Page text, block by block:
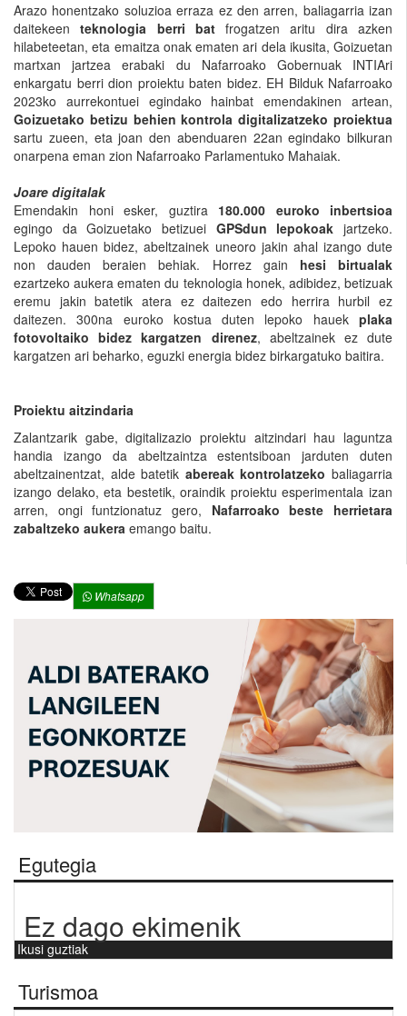
Arazo honentzako soluzioa erraza ez den arren, baliagarria izan
daitekeenteknologia berri batfrogatzen aritu dira azken
hilabeteetan, eta emaitza onak ematen ari dela ikusita, Goizuetan
martxan jartzea erabaki du Nafarroako Gobernuak INTIAri
enkargatu berri dion proiektu baten bidez. EH Bilduk Nafarroako
2023ko aurrekontuei egindako hainbat emendakinen artean,
Goizuetako betizu behien kontrola digitalizatzeko proiektua
sartu zueen, eta joan den abenduaren 22an egindako bilkuran
onarpena eman zion Nafarroako Parlamentuko Mahaiak.
Joare digitalak
Emendakin honi esker, guztira 180.000 euroko inbertsioa
egingo da Goizuetako betizuei GPSdun lepokoak jartzeko.
Lepoko hauen bidez, abeltzainek uneoro jakin ahal izango dute
non dauden beraien behiak. Horrez gain hesi birtualak
ezartzeko aukera ematen du teknologia honek, adibidez, betizuak
eremu jakin batetik atera ez daitezen edo herrira hurbil ez
daitezen. 300na euroko kostua duten lepoko hauek plaka
fotovoltaiko bidez kargatzen direnez, abeltzainek ez dute
kargatzen ari beharko, eguzki energia bidez birkargatuko baitira.
Proiektu aitzindaria
Zalantzarik gabe, digitalizazio proiektu aitzindari hau laguntza
handia izango da abeltzaintza estentsiboan jarduten duten
abeltzainentzat, alde batetik abereak kontrolatzeko baliagarria
izango delako, eta bestetik, oraindik proiektu esperimentala izan
arren, ongi funtzionatuz gero, Nafarroako beste herrietara
zabaltzeko aukera emango baitu.
Whatsapp
Egutegia
Ez dago ekimenik
Ikusi guztiak
Turismoa